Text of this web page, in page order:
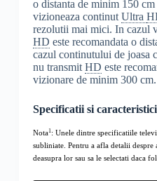
o distanta de minim 150 cm
vizioneaza continut Ultra
rezolutii mai mici. In cazul
HD este recomandata o
cazul continutului de joasa
nu transmit HD este
vizionare de minim 300 cm.
Specificatii si
Nota1: Unele dintre specificatiile
subliniate. Pentru a afla detalii despre
deasupra lor sau sa le selectati daca